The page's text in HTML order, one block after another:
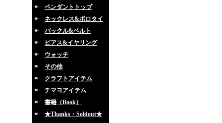
ペンダントトップ
ネックレス&ボロタイ
バックル&ベルト
ピアス&イヤリング
ウォッチ
その他
クラフトアイテム
チマヨアイテム
書籍（Book）
★Thanks・Soldout★